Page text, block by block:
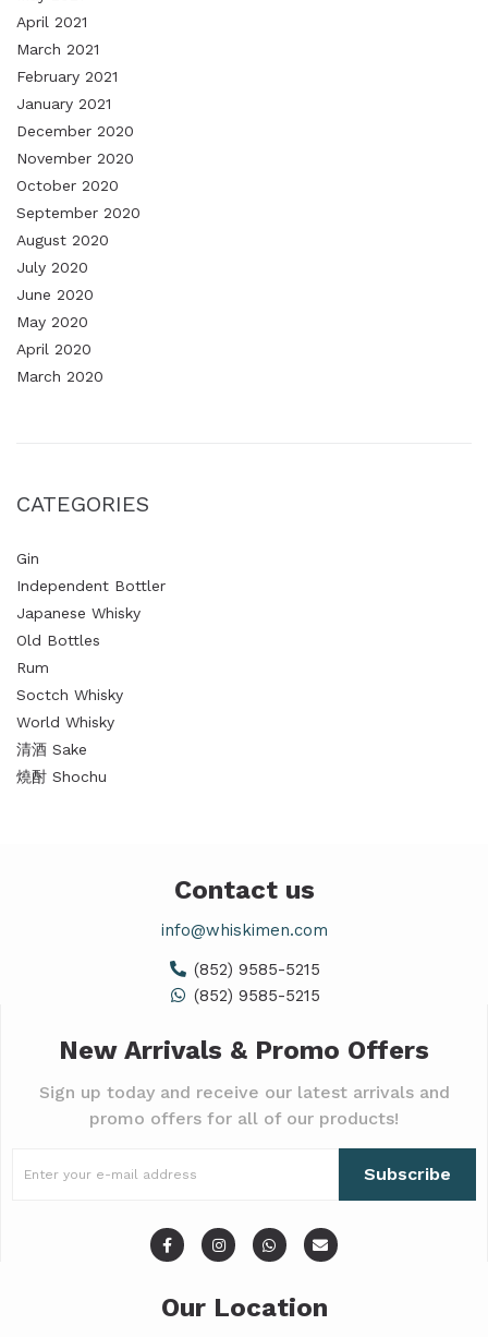
April 2021
March 2021
February 2021
January 2021
December 2020
November 2020
October 2020
September 2020
August 2020
July 2020
June 2020
May 2020
April 2020
March 2020
CATEGORIES
Gin
Independent Bottler
Japanese Whisky
Old Bottles
Rum
Soctch Whisky
World Whisky
清酒 Sake
燒酎 Shochu
Contact us
info@whiskimen.com
(852) 9585-5215
(852) 9585-5215
New Arrivals & Promo Offers
Sign up today and receive our latest arrivals and
promo offers for all of our products!
Subscribe
Our Location